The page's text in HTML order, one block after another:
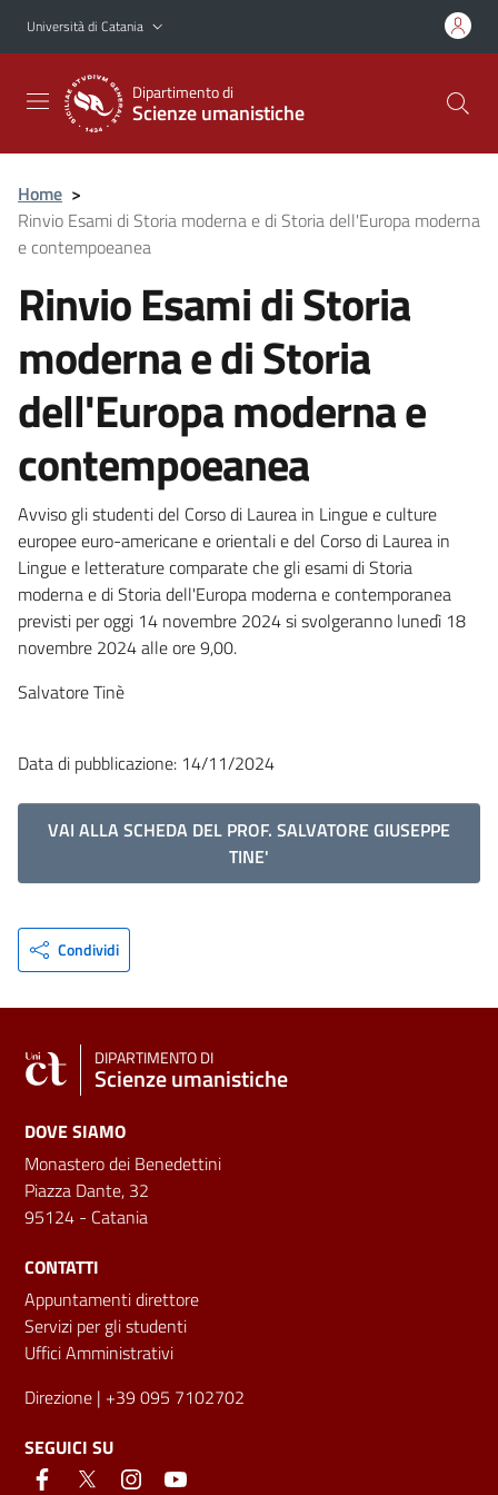
Vai al contenuto principale
Vai al menu di navigazione
Università di Catania
Dipartimento di
Scienze umanistiche
Home >
Rinvio Esami di Storia moderna e di Storia dell'Europa moderna
e contempoeanea
Rinvio Esami di Storia
moderna e di Storia
dell'Europa moderna e
contempoeanea
Avviso gli studenti del Corso di Laurea in Lingue e culture
europee euro-americane e orientali e del Corso di Laurea in
Lingue e letterature comparate che gli esami di Storia
moderna e di Storia dell'Europa moderna e contemporanea
previsti per oggi 14 novembre 2024 si svolgeranno lunedì 18
novembre 2024 alle ore 9,00.
Salvatore Tinè
Data di pubblicazione: 14/11/2024
VAI ALLA SCHEDA DEL PROF. SALVATORE GIUSEPPE
TINE'
Condividi
DIPARTIMENTO DI
Scienze umanistiche
DOVE SIAMO
Monastero dei Benedettini
Piazza Dante, 32
95124 - Catania
CONTATTI
Appuntamenti direttore
Servizi per gli studenti
Uffici Amministrativi
Direzione | +39 095 7102702
SEGUICI SU